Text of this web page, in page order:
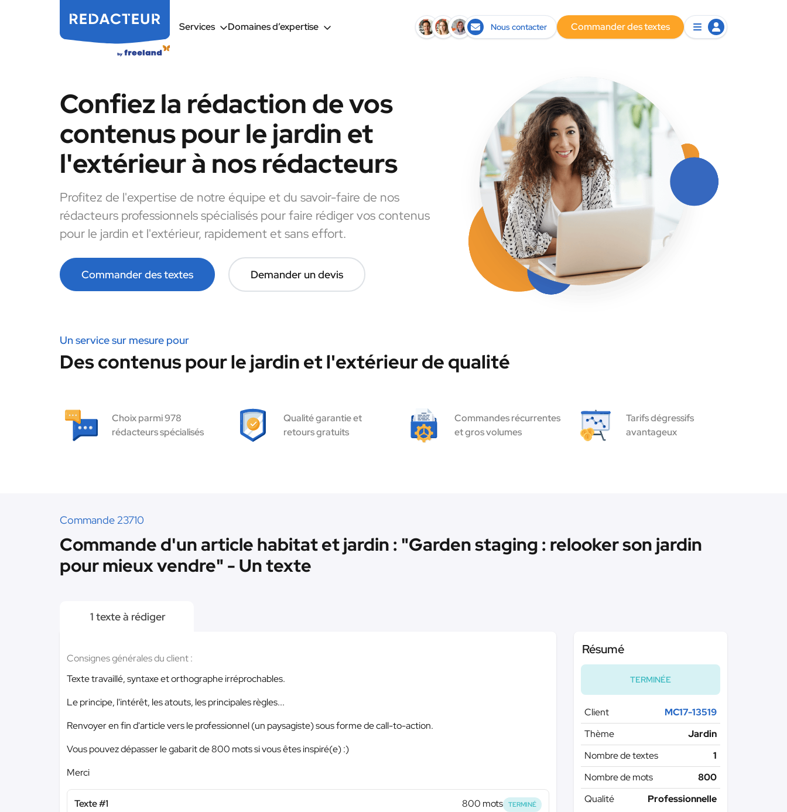
Services Domaines d’expertise Nous contacter Commander des textes
Confiez la rédaction de vos
contenus pour le jardin et
l'extérieur à nos rédacteurs
Profitez de l'expertise de notre équipe et du savoir-faire de nos
rédacteurs professionnels spécialisés pour faire rédiger vos contenus
pour le jardin et l'extérieur, rapidement et sans effort.
Commander des textes Demander un devis
Un service sur mesure pour
Des contenus pour le jardin et l'extérieur de qualité
Choix parmi 978
rédacteurs spécialisés
Qualité garantie et
retours gratuits
Commandes récurrentes
et gros volumes
Tarifs dégressifs
avantageux
Commande 23710
Commande d'un article habitat et jardin : "Garden staging : relooker son jardin
pour mieux vendre" - Un texte
1 texte à rédiger
Consignes générales du client :
Texte travaillé, syntaxe et orthographe irréprochables.
Le principe, l'intérêt, les atouts, les principales règles...
Renvoyer en fin d'article vers le professionnel (un paysagiste) sous forme de call-to-action.
Vous pouvez dépasser le gabarit de 800 mots si vous êtes inspiré(e) :)
Merci
Texte #1 800 mots TERMINÉ
Résumé
TERMINÉE
Client
MC17-13519
Thème
Jardin
Nombre de textes
1
Nombre de mots
800
Qualité
Professionnelle